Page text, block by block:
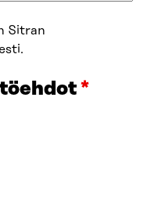
Sitran
*